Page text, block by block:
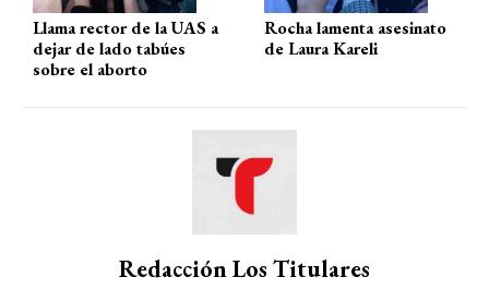
Llama rector de la UAS a
dejar de lado tabúes
sobre el aborto
Rocha lamenta asesinato
de Laura Kareli
Redacción Los Titulares